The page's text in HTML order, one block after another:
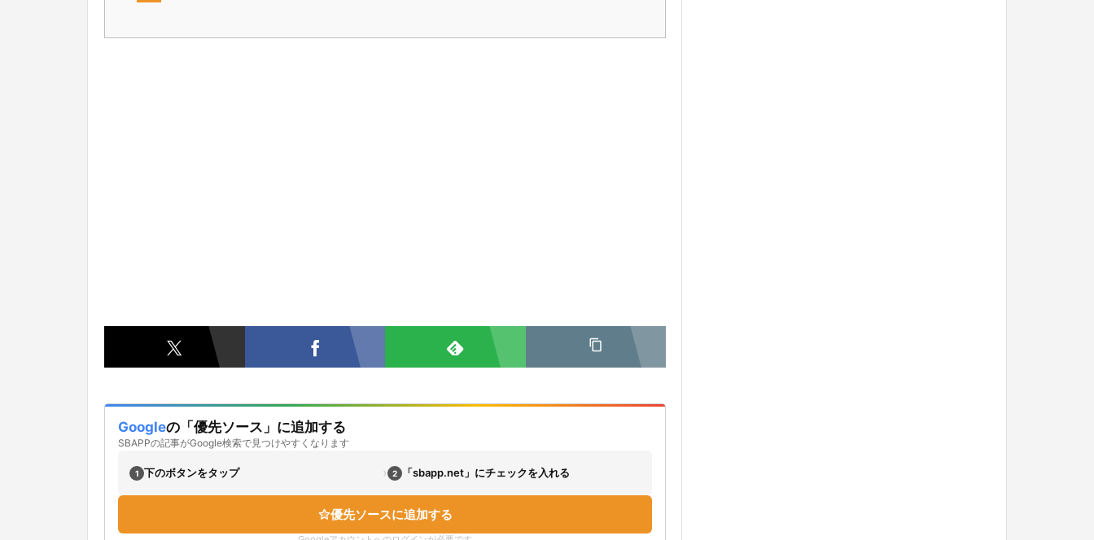
Googleの「優先ソース」に追加する
SBAPPの記事がGoogle検索で見つけやすくなります
1 下のボタンをタップ › 2 「sbapp.net」にチェックを入れる
優先ソースに追加する